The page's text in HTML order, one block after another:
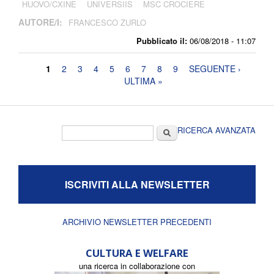
Pubblicato il: 06/08/2018 - 11:07
HUOVO/CXINE UNIVERSIIS MSC CROCIERE
AUTORE/I: FRANCESCO ZURLO
Pagine
1 2 3 4 5 6 7 8 9
SEGUENTE ›
ULTIMA »
CercaRICERCA AVANZATA
ISCRIVITI ALLA NEWSLETTER
ARCHIVIO NEWSLETTER PRECEDENTI
CULTURA E WELFARE
una ricerca in collaborazione con